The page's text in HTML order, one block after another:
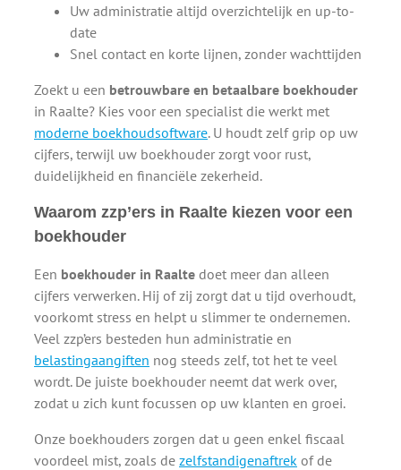
Uw administratie altijd overzichtelijk en up-to-
date
Snel contact en korte lijnen, zonder wachttijden
Zoekt u een betrouwbare en betaalbare boekhouder
in Raalte? Kies voor een specialist die werkt met
moderne boekhoudsoftware. U houdt zelf grip op uw
cijfers, terwijl uw boekhouder zorgt voor rust,
duidelijkheid en financiële zekerheid.
Waarom zzp’ers in Raalte kiezen voor een
boekhouder
Een boekhouder in Raalte doet meer dan alleen
cijfers verwerken. Hij of zij zorgt dat u tijd overhoudt,
voorkomt stress en helpt u slimmer te ondernemen.
Veel zzp’ers besteden hun administratie en
belastingaangiften nog steeds zelf, tot het te veel
wordt. De juiste boekhouder neemt dat werk over,
zodat u zich kunt focussen op uw klanten en groei.
Onze boekhouders zorgen dat u geen enkel fiscaal
voordeel mist, zoals de zelfstandigenaftrek of de